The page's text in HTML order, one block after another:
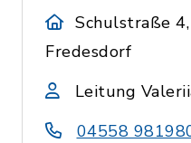
Schulstraße
Fredesdorf
Leitung
04558